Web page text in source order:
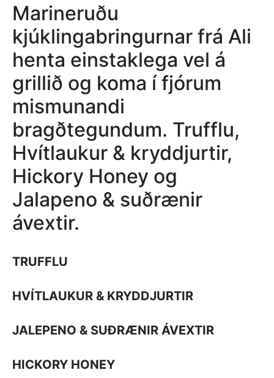
Marineruðu
kjúklingabringurnar frá Ali
henta einstaklega vel á
grillið og koma í fjórum
mismunandi
bragðtegundum. Trufflu,
Hvítlaukur & kryddjurtir,
Hickory Honey og
Jalapeno & suðrænir
ávextir.
TRUFFLU
HVÍTLAUKUR & KRYDDJURTIR
JALEPENO & SUÐRÆNIR ÁVEXTIR
HICKORY HONEY